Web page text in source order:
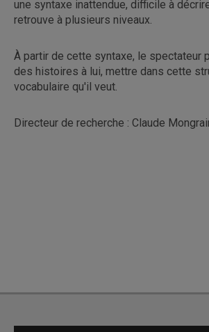
une syntaxe inattendue, difficile à
retrouve à plusieurs niveaux.
À partir de cette syntaxe, le spectateur
des histoires à lui, mettre dans cette
vocabulaire qu'il veut.
Directeur de recherche : Claude